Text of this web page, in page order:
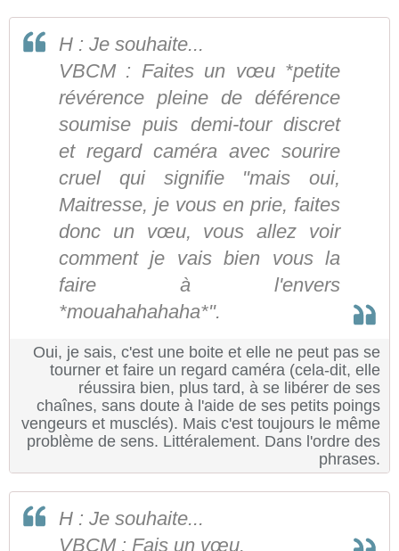
H : Je souhaite...
VBCM : Faites un vœu *petite
révérence pleine de déférence
soumise puis demi-tour discret
et regard caméra avec sourire
cruel qui signifie "mais oui,
Maitresse, je vous en prie, faites
donc un vœu, vous allez voir
comment je vais bien vous la
faire à l'envers
*mouahahahaha*".
Oui, je sais, c'est une boite et elle ne peut pas se
tourner et faire un regard caméra (cela-dit, elle
réussira bien, plus tard, à se libérer de ses
chaînes, sans doute à l'aide de ses petits poings
vengeurs et musclés). Mais c'est toujours le même
problème de sens. Littéralement. Dans l'ordre des
phrases.
H : Je souhaite...
VBCM : Fais un vœu.